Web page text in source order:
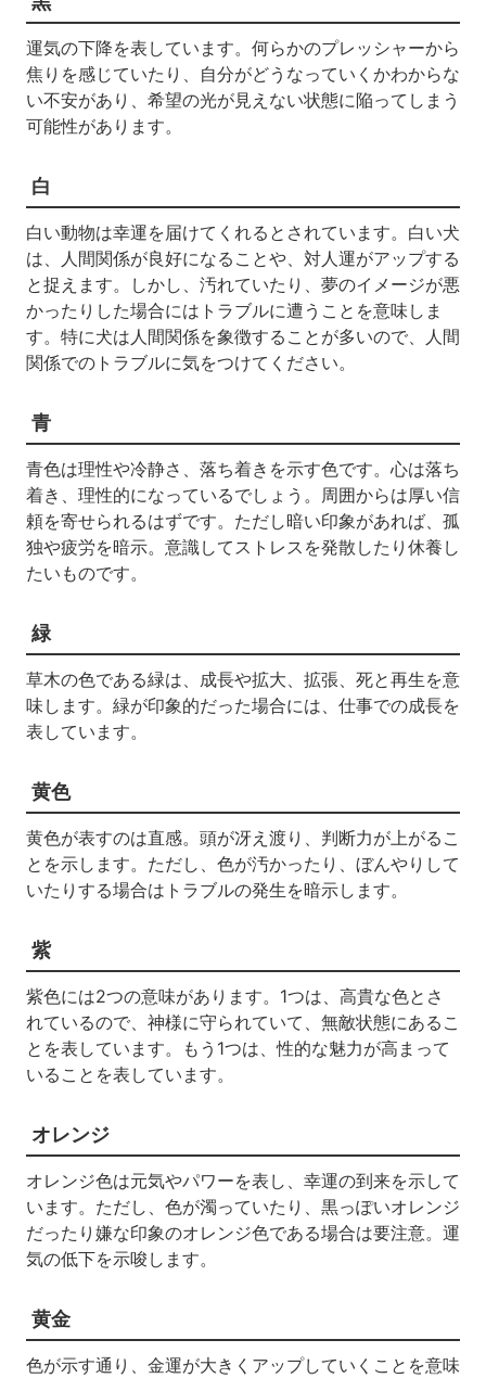
運気の下降を表しています。何らかのプレッシャーから
焦りを感じていたり、自分がどうなっていくかわからな
い不安があり、希望の光が見えない状態に陥ってしまう
可能性があります。
白
白い動物は幸運を届けてくれるとされています。白い犬
は、人間関係が良好になることや、対人運がアップする
と捉えます。しかし、汚れていたり、夢のイメージが悪
かったりした場合にはトラブルに遭うことを意味しま
す。特に犬は人間関係を象徴することが多いので、人間
関係でのトラブルに気をつけてください。
青
青色は理性や冷静さ、落ち着きを示す色です。心は落ち
着き、理性的になっているでしょう。周囲からは厚い信
頼を寄せられるはずです。ただし暗い印象があれば、孤
独や疲労を暗示。意識してストレスを発散したり休養し
たいものです。
緑
草木の色である緑は、成長や拡大、拡張、死と再生を意
味します。緑が印象的だった場合には、仕事での成長を
表しています。
黄色
黄色が表すのは直感。頭が冴え渡り、判断力が上がるこ
とを示します。ただし、色が汚かったり、ぼんやりして
いたりする場合はトラブルの発生を暗示します。
紫
紫色には2つの意味があります。1つは、高貴な色とさ
れているので、神様に守られていて、無敵状態にあるこ
とを表しています。もう1つは、性的な魅力が高まって
いることを表しています。
オレンジ
オレンジ色は元気やパワーを表し、幸運の到来を示して
います。ただし、色が濁っていたり、黒っぽいオレンジ
だったり嫌な印象のオレンジ色である場合は要注意。運
気の低下を示唆します。
黄金
色が示す通り、金運が大きくアップしていくことを意味